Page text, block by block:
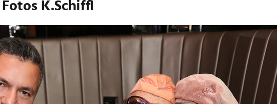
K.Schiffl